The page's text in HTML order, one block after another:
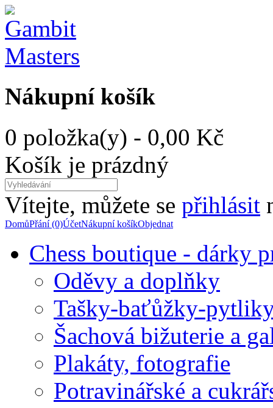
Nákupní košík
0 položka(y) - 0,00 Kč
Košík je prázdný
Vítejte, můžete se přihlásit
DomůPřání (0)ÚčetNákupní košíkObjednat
Chess boutique - dárky
Oděvy a doplňky
Tašky-baťůžky-
Šachová bižuterie a
Plakáty, fotografie
Potravinářské a